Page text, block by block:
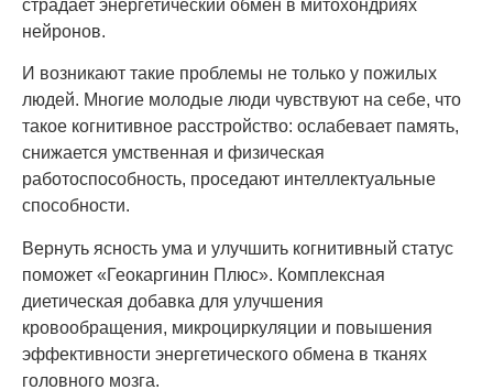
страдает энергетический обмен в митохондриях
нейронов.
И возникают такие проблемы не только у пожилых
людей. Многие молодые люди чувствуют на себе, что
такое когнитивное расстройство: ослабевает память,
снижается умственная и физическая
работоспособность, проседают интеллектуальные
способности.
Вернуть ясность ума и улучшить когнитивный статус
поможет «Геокаргинин Плюс». Комплексная
диетическая добавка для улучшения
кровообращения, микроциркуляции и повышения
эффективности энергетического обмена в тканях
головного мозга.